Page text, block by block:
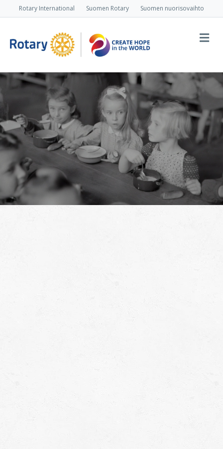
Rotary International Suomen Rotary Suomen nuorisovaihto